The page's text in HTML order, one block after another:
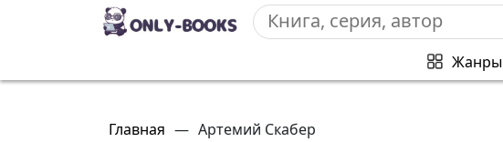
Жанры
Главная — Артемий Скабер